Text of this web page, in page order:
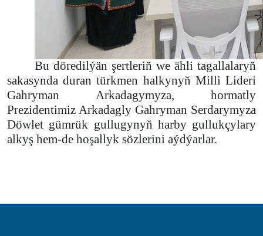
Bu döredilýän şertleriň we ähli tagallalaryň
sakasynda duran türkmen halkynyň Milli Lideri
Gahryman Arkadagymyza, hormatly
Prezidentimiz Arkadagly Gahryman Serdarymyza
Döwlet gümrük gullugynyň harby gullukçylary
alkyş hem-de hoşallyk sözlerini aýdýarlar.